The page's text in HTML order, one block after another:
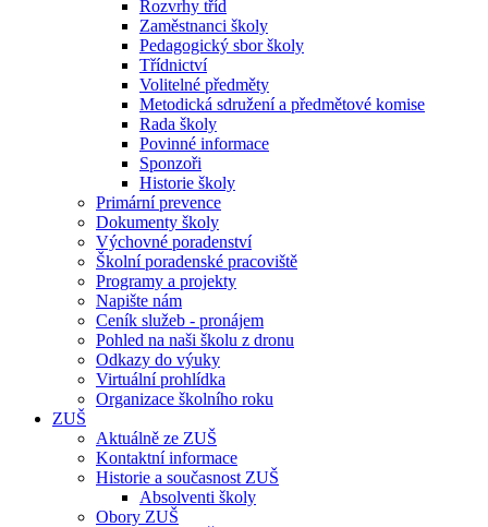
Rozvrhy tříd
Zaměstnanci školy
Pedagogický sbor školy
Třídnictví
Volitelné předměty
Metodická sdružení a předmětové komise
Rada školy
Povinné informace
Sponzoři
Historie školy
Primární prevence
Dokumenty školy
Výchovné poradenství
Školní poradenské pracoviště
Programy a projekty
Napište nám
Ceník služeb - pronájem
Pohled na naši školu z dronu
Odkazy do výuky
Virtuální prohlídka
Organizace školního roku
ZUŠ
Aktuálně ze ZUŠ
Kontaktní informace
Historie a současnost ZUŠ
Absolventi školy
Obory ZUŠ